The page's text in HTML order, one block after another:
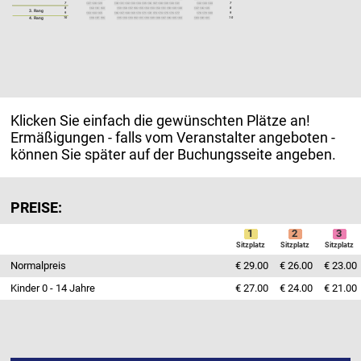
127 128 129 130 131 132 133 134 135 136 137 138 139 140 141 142 143 144
162 161 160 159 158 157 156 155 154 153 152 151 150 149 148 147 146 145
3. Rang
4. Rang
7
8
9
10
7
8
9
10
Klicken Sie einfach die gewünschten Plätze an!
Ermäßigungen - falls vom Veranstalter angeboten -
können Sie später auf der Buchungsseite angeben.
PREISE:
1
Sitzplatz
2
Sitzplatz
3
Sitzplatz
Normalpreis € 29.00 € 26.00
€ 23.00
Kinder 0 - 14 Jahre
€ 27.00 € 24.00 € 21.00